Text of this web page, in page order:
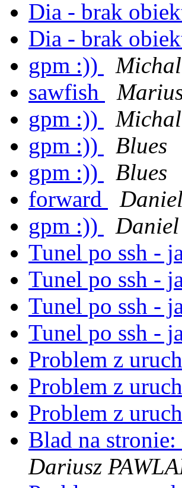
Dia - brak
Dia - brak
gpm :))
sawfish
gpm :))
gpm :))
Blues
gpm :))
Blues
forward
gpm :))
Tunel po ssh -
Tunel po ssh -
Tunel po ssh -
Tunel po ssh -
Problem z
Problem z
Problem z
Blad na
Dariusz